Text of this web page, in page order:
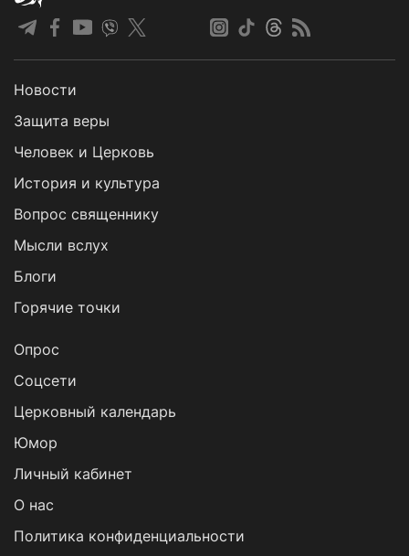
Новости
Защита веры
Человек и Церковь
История и культура
Вопрос священнику
Мысли вслух
Блоги
Горячие точки
Опрос
Cоцсети
Церковный календарь
Юмор
Личный кабинет
О нас
Политика конфиденциальности